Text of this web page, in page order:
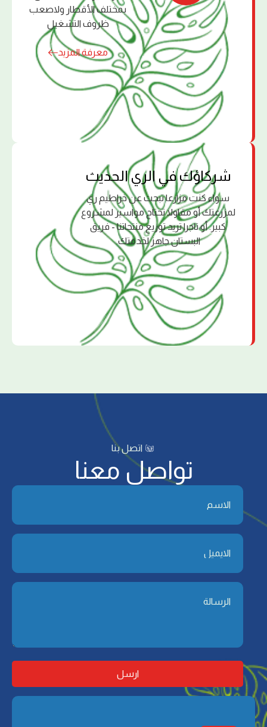
بمختلف الأقطار ولاصعب
ظروف التشغيل
معرفة المزيد
ﺷﺮﻛﺎؤك ﻓﻲ اﻟﺮي اﻟﺤﺪﻳﺚ
سواء كنت مزارعا تبحث عن خراطيم ري
لمزرعتك أو مقاولا تحتاج مواسير لمشروع
كبير. أو تاجرا تريد توزيع منتجاتنا - فريق
البستان جاهز لخدمتك.
اتصل بنا
تواصل معنا